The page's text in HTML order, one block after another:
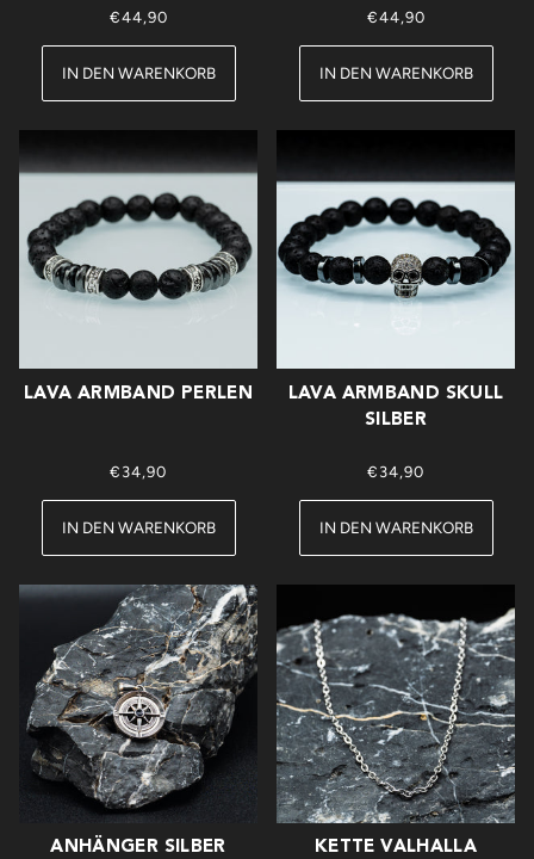
€44,90
IN DEN WARENKORB
€44,90
IN DEN WARENKORB
LAVA ARMBAND PERLEN
€34,90
IN DEN WARENKORB
LAVA ARMBAND SKULL
SILBER
€34,90
IN DEN WARENKORB
ANHÄNGER SILBER
KETTE VALHALLA